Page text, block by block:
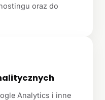
oraz do
Analytics i inne